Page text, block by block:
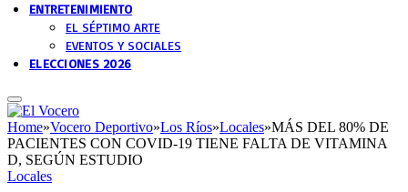
ENTRETENIMIENTO
EL SÉPTIMO ARTE
EVENTOS Y SOCIALES
ELECCIONES 2026
Home»Vocero Deportivo»Los Ríos»Locales»MÁS DEL 80% DE
PACIENTES CON COVID-19 TIENE FALTA DE VITAMINA
D, SEGÚN ESTUDIO
Locales